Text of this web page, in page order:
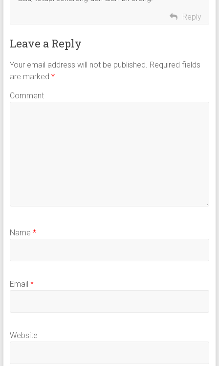
Reply
Leave a Reply
Your email address will not be published. Required fields
are marked *
Comment
Name *
Email *
Website